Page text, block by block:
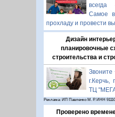
Самое
прохладу и провести
Дизайн
планировочные
строительства и
Звоните
г.Керчь,
ТЦ
Реклама: ИП Павленко М. Р. ИНН
Проверено